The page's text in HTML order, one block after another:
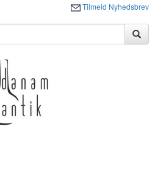
Tilmeld Nyhedsbrev